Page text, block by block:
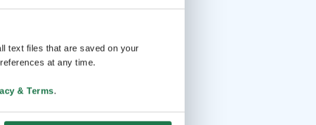
text files that are saved on your
at any time.
& Terms.